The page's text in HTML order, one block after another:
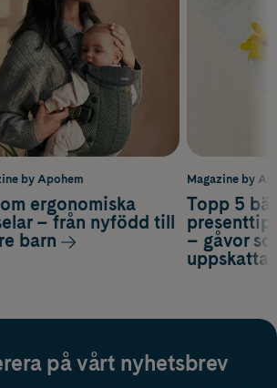
Magazine by
Topp 5
– gåvor
by Apohem
ergonomiska
– från nyfödd till
barn
på vårt nyhetsbrev